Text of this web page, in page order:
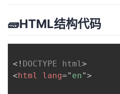
🧱HTML结构代码
<! DOCTYPE html>
< html lang=" en">